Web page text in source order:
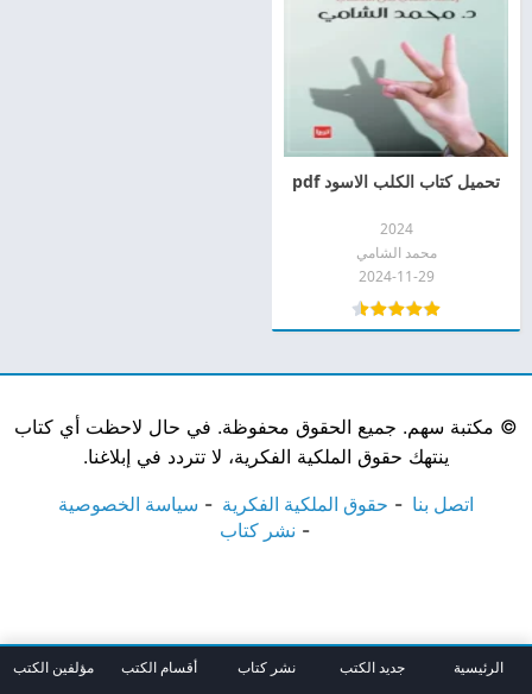
تحميل كتاب الكلب الاسود pdf
2024
محمد الشامي
2024-11-29
© مكتبة سهم. جميع الحقوق محفوظة. في حال لاحظت أي كتاب
ينتهك حقوق الملكية الفكرية، لا تتردد في إبلاغنا.
اتصل بنا حقوق الملكية الفكرية
سياسة الخصوصية
نشر كتاب
الرئيسية جديد الكتب نشر كتاب أقسام الكتب مؤلفين الكتب